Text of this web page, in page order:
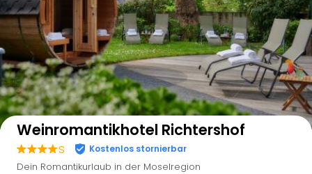
Auf der Karte anzeigen
Weinromantikhotel Richtershof
s Kostenlos stornierbar
Dein Romantikurlaub in der Moselregion